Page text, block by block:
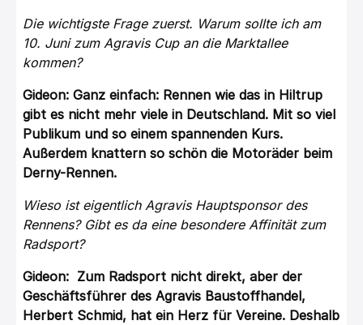
Die wichtigste Frage zuerst. Warum sollte ich am
10. Juni zum Agravis Cup an die Marktallee
kommen?
Gideon: Ganz einfach: Rennen wie das in Hiltrup
gibt es nicht mehr viele in Deutschland. Mit so viel
Publikum und so einem spannenden Kurs.
Außerdem knattern so schön die Motoräder beim
Derny-Rennen.
Wieso ist eigentlich Agravis Hauptsponsor des
Rennens? Gibt es da eine besondere Affinität zum
Radsport?
Gideon: Zum Radsport nicht direkt, aber der
Geschäftsführer des Agravis Baustoffhandel,
Herbert Schmid, hat ein Herz für Vereine. Deshalb